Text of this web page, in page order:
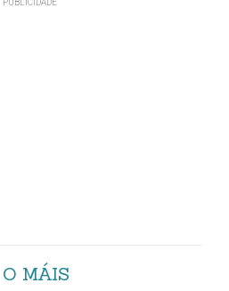
O MÁIS